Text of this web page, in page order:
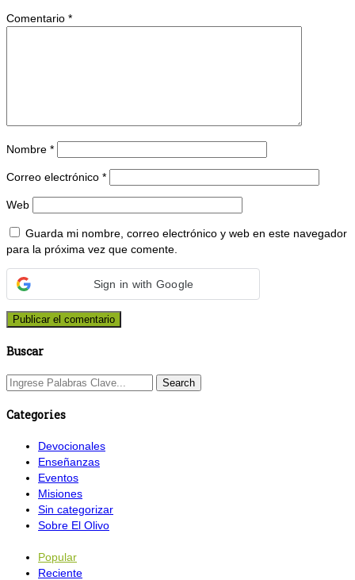
Comentario *
Nombre *
Correo electrónico *
Web
Guarda mi nombre, correo electrónico y web en este navegador
para la próxima vez que comente.
Sign in with Google
Buscar
Categories
Devocionales
Enseñanzas
Eventos
Misiones
Sin categorizar
Sobre El Olivo
Popular
Reciente